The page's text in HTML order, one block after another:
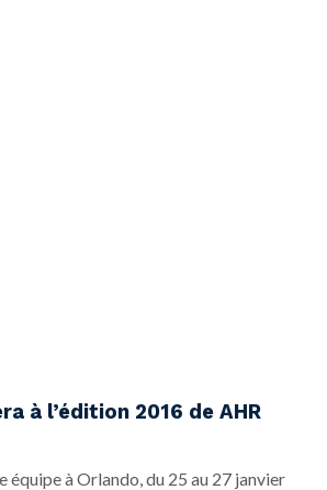
à l’édition 2016 de AHR
équipe à Orlando, du 25 au 27 janvier